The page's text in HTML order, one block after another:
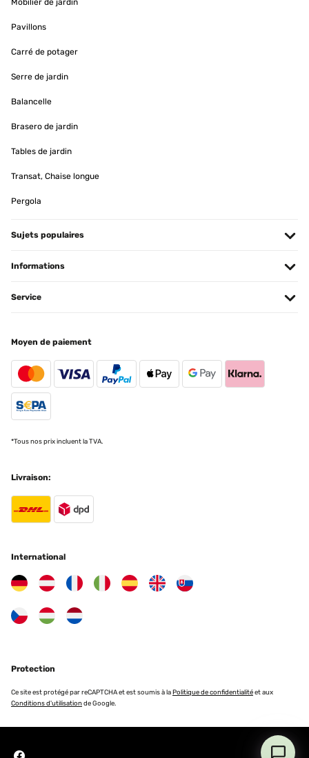
Mobilier de jardin
Pavillons
Carré de potager
Serre de jardin
Balancelle
Brasero de jardin
Tables de jardin
Transat, Chaise longue
Pergola
Sujets populaires
Informations
Service
Moyen de paiement
*Tous nos prix incluent la TVA.
Livraison:
International
Protection
Ce site est protégé par reCAPTCHA et est soumis à laPolitique de confidentialitéet aux
Conditions d'utilisationde Google.